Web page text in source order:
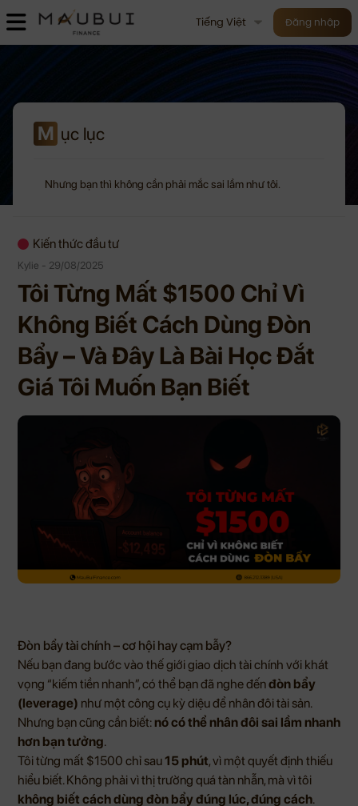
Tiếng Việt Đăng nhập
M ục lục
Nhưng bạn thì không cần phải mắc sai lầm như tôi.
Kiến thức đầu tư
Kylie - 29/08/2025
Tôi Từng Mất $1500 Chỉ Vì
Không Biết Cách Dùng Đòn
Bẩy – Và Đây Là Bài Học Đắt
Giá Tôi Muốn Bạn Biết
Đòn bẩy tài chính – cơ hội hay cạm bẫy?
Nếu bạn đang bước vào thế giới giao dịch tài chính với khát
vọng “kiếm tiền nhanh”, có thể bạn đã nghe đếnđòn bẩy
(leverage) như một công cụ kỳ diệu để nhân đôi tài sản.
Nhưng bạn cũng cần biết: nó có thể nhân đôi sai lầm nhanh
hơn bạn tưởng.
Tôi từng mất $1500 chỉ sau15 phút, vì một quyết định thiếu
hiểu biết. Không phải vì thị trường quá tàn nhẫn, mà vì tôi
không biết cách dùng đòn bẩy đúng lúc, đúng cách.